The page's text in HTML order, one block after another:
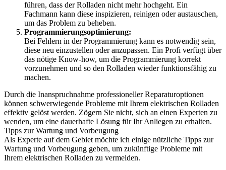
führen, dass der Rolladen nicht mehr hochgeht. Ein
Fachmann kann diese inspizieren, reinigen oder austauschen,
um das Problem zu beheben.
Programmierungsoptimierung:
Bei Fehlern in der Programmierung kann es notwendig sein,
diese neu einzustellen oder anzupassen. Ein Profi verfügt über
das nötige Know-how, um die Programmierung korrekt
vorzunehmen und so den Rolladen wieder funktionsfähig zu
machen.
Durch die Inanspruchnahme professioneller Reparaturoptionen
können schwerwiegende Probleme mit Ihrem elektrischen Rolladen
effektiv gelöst werden. Zögern Sie nicht, sich an einen Experten zu
wenden, um eine dauerhafte Lösung für Ihr Anliegen zu erhalten.
Tipps zur Wartung und Vorbeugung
Als Experte auf dem Gebiet möchte ich einige nützliche Tipps zur
Wartung und Vorbeugung geben, um zukünftige Probleme mit
Ihrem elektrischen Rolladen zu vermeiden.